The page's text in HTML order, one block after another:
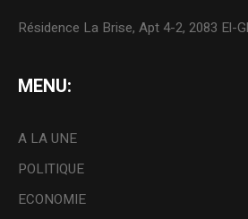
Résidence La Brise, Apt 4-2, 2083 El-
MENU:
A LA UNE
POLITIQUE
ECONOMIE